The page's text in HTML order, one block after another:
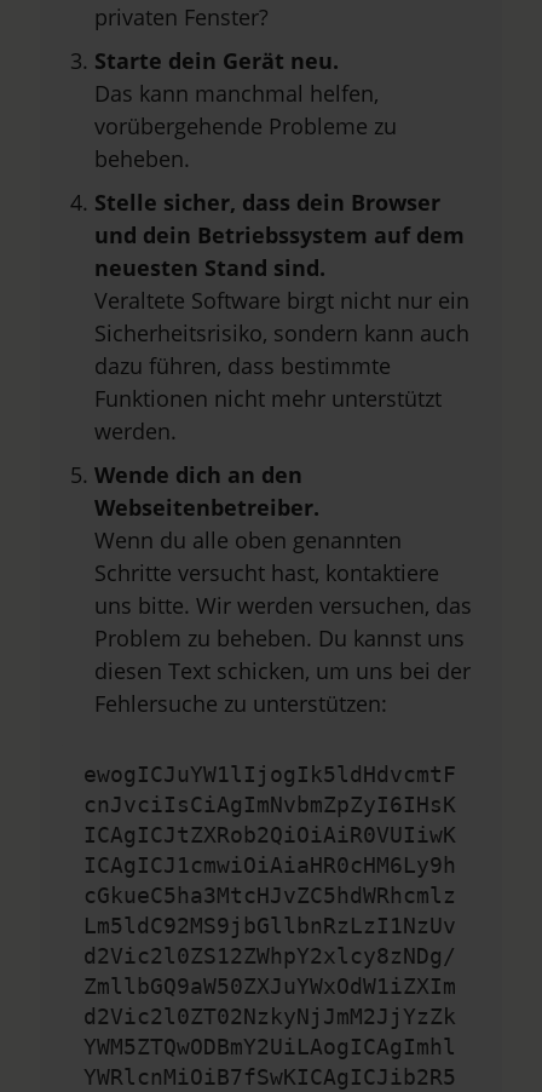
privaten Fenster?
Starte dein Gerät neu.
Das kann manchmal helfen,
vorübergehende Probleme zu
beheben.
Stelle sicher, dass dein Browser
und dein Betriebssystem auf dem
neuesten Stand sind.
Veraltete Software birgt nicht nur ein
Sicherheitsrisiko, sondern kann auch
dazu führen, dass bestimmte
Funktionen nicht mehr unterstützt
werden.
Wende dich an den
Webseitenbetreiber.
Wenn du alle oben genannten
Schritte versucht hast, kontaktiere
uns bitte. Wir werden versuchen, das
Problem zu beheben. Du kannst uns
diesen Text schicken, um uns bei der
Fehlersuche zu unterstützen:
ewogICJuYW1lIjogIk5ldHdvcmtF
cnJvciIsCiAgImNvbmZpZyI6IHsK
ICAgICJtZXRob2QiOiAiR0VUIiwK
ICAgICJ1cmwiOiAiaHR0cHM6Ly9h
cGkueC5ha3MtcHJvZC5hdWRhcmlz
Lm5ldC92MS9jbGllbnRzLzI1NzUv
d2Vic2l0ZS12ZWhpY2xlcy8zNDg/
ZmllbGQ9aW50ZXJuYWxOdW1iZXIm
d2Vic2l0ZT02NzkyNjJmM2JjYzZk
YWM5ZTQwODBmY2UiLAogICAgImhl
YWRlcnMiOiB7fSwKICAgICJib2R5